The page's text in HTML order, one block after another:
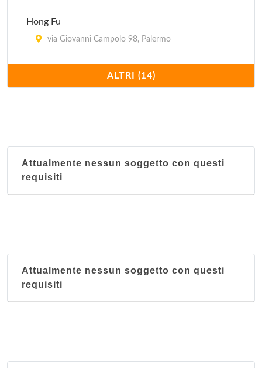
Hong Fu
via Giovanni Campolo 98, Palermo
via Michele Amari 24/28, Palermo
La Cueva
Pechino
via Giuseppe Sciuti 106, Palermo
ALTRI (14)
Attualmente nessun soggetto con questi
requisiti
Attualmente nessun soggetto con questi
requisiti